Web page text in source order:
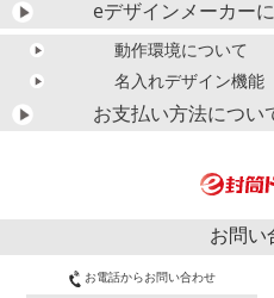
eデザインメーカー
動作環境について
名入れデザイン機能
お支払い方法につい
お問い
お電話からお問い合わせ